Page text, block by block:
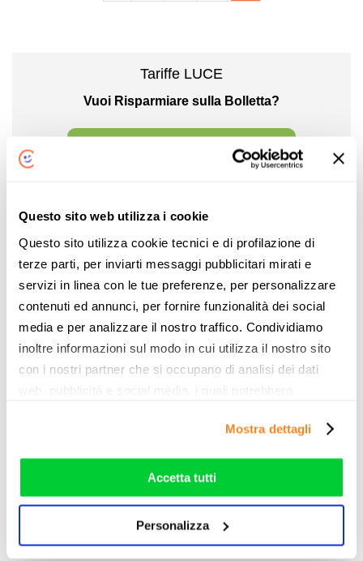
Questo sito web utilizza i cookie
Questo sito utilizza cookie tecnici e di profilazione di
terze parti, per inviarti messaggi pubblicitari mirati e
servizi in linea con le tue preferenze, per personalizzare
contenuti ed annunci, per fornire funzionalità dei social
media e per analizzare il nostro traffico. Condividiamo
inoltre informazioni sul modo in cui utilizza il nostro sito
con i nostri partner che si occupano di analisi dei dati
web, pubblicità e social media, i quali potrebbero
che hanno raccolto dal suo utilizzo dei loro servizi. Vedi
rifiutare o personalizzare il tuo consenso: cliccando sul
tasto "Accetta tutti”, selezionando le diverse categorie di
Mostra dettagli
Accetta tutti
Personalizza
Tariffe LUCE
Vuoi Risparmiare sulla Bolletta?
Entra in MyCompara
È GRATIS